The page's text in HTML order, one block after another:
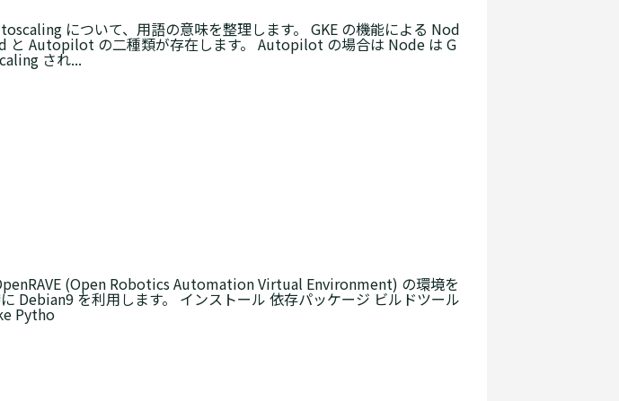
について、用語の意味を整理します。 GKE の機能による Nod
と Autopilot の二種類が存在します。 Autopilot の場合は Node は G
され...
(Open Robotics Automation Virtual Environment) の環境を
Debian9 を利用します。 インストール 依存パッケージ ビルドツール
Pytho